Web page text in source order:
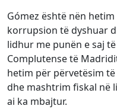
Gómez është nën
korrupsion të dyshuar
lidhur me punën e saj
Complutense të
hetim për përvetësim
dhe mashtrim fiskal në
ai ka mbajtur.